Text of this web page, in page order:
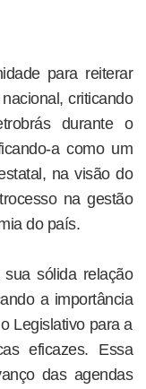
para reiterar
criticando
durante o
a como um
na visão do
na gestão
do país.
sólida relação
a importância
Legislativo para a
eficazes. Essa
das agendas